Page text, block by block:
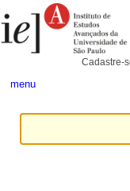
para
conteúdo.
Pessoais
Cadastre-
menu